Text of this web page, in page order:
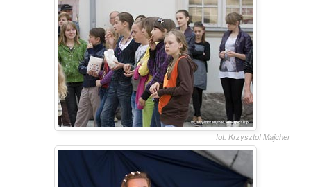
fot. Krzysztof Majcher